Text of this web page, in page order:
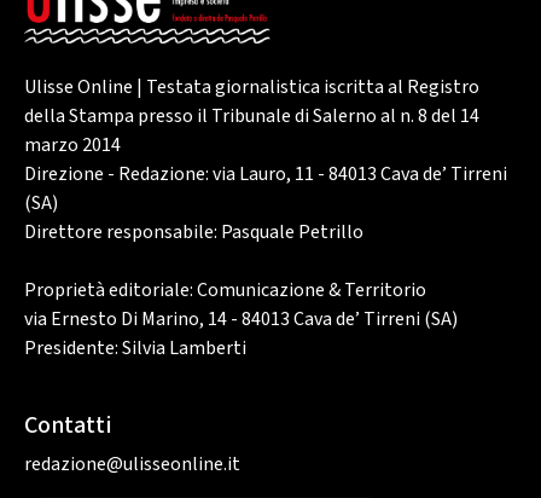
Ulisse Online | Testata giornalistica iscritta al Registro
della Stampa presso il Tribunale di Salerno al n. 8 del 14
marzo 2014
Direzione - Redazione: via Lauro, 11 - 84013 Cava de’ Tirreni
(SA)
Direttore responsabile: Pasquale Petrillo
Proprietà editoriale: Comunicazione & Territorio
via Ernesto Di Marino, 14 - 84013 Cava de’ Tirreni (SA)
Presidente: Silvia Lamberti
Contatti
redazione@ulisseonline.it